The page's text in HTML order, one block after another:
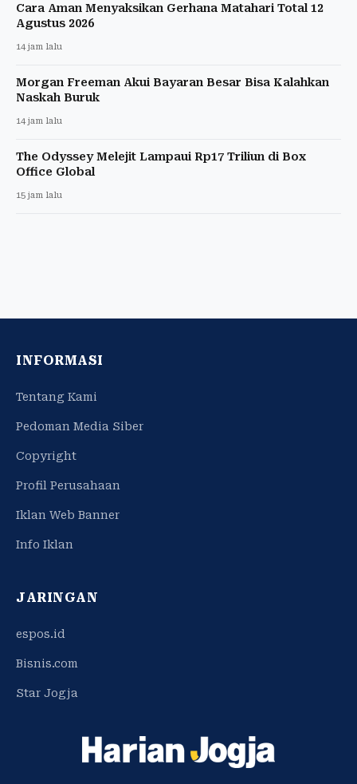
Cara Aman Menyaksikan Gerhana Matahari Total 12
Agustus 2026
14 jam lalu
Morgan Freeman Akui Bayaran Besar Bisa Kalahkan
Naskah Buruk
14 jam lalu
The Odyssey Melejit Lampaui Rp17 Triliun di Box
Office Global
15 jam lalu
INFORMASI
Tentang Kami
Pedoman Media Siber
Copyright
Profil Perusahaan
Iklan Web Banner
Info Iklan
JARINGAN
espos.id
Bisnis.com
Star Jogja